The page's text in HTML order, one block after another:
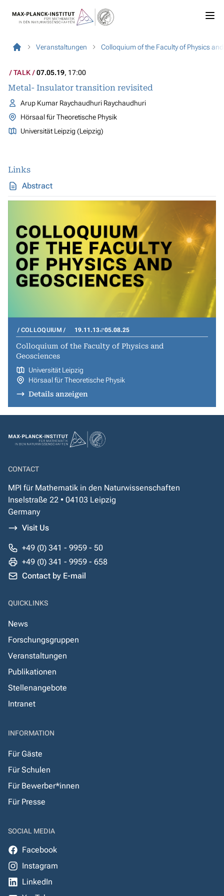
Veranstaltungen Colloquium of the Faculty of Physics
TALK 07.05.19, 17:00
Metal- Insulator transition revisited
Arup Kumar Raychaudhuri Raychaudhuri
Hörsaal für Theoretische Physik
Universität Leipzig (Leipzig)
Links
Abstract
COLLOQUIUM 19.11.13 05.08.25
Colloquium of the Faculty of Physics and
Geosciences
Universität Leipzig
Hörsaal für Theoretische Physik
Details anzeigen
CONTACT
MPI für Mathematik in den Naturwissenschaften
Inselstraße 22 • 04103 Leipzig
Germany
Visit Us
+49 (0) 341 - 9959 - 50
+49 (0) 341 - 9959 - 658
Contact by E-mail
QUICKLINKS
News
Forschungsgruppen
Veranstaltungen
Publikationen
Stellenangebote
Intranet
INFORMATION
Für Gäste
Für Schulen
Für Bewerber*innen
Für Presse
SOCIAL MEDIA
Facebook
Instagram
LinkedIn